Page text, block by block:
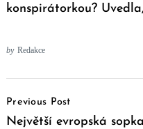
konspirátorkou?
by Redakce
Navigation
Previous Post
Největší evropská sopka